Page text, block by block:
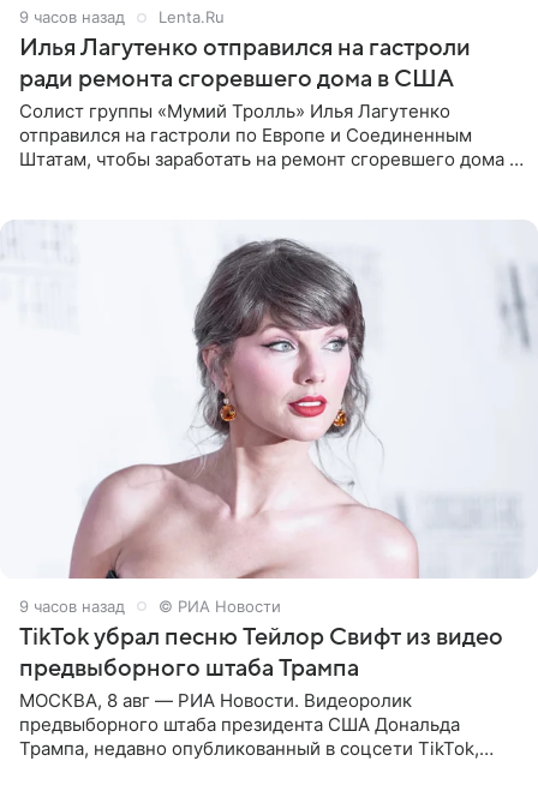
9 часов назад Lenta.Ru
Илья Лагутенко отправился на гастроли
ради ремонта сгоревшего дома в США
Солист группы «Мумий Тролль» Илья Лагутенко
отправился на гастроли по Европе и Соединенным
Штатам, чтобы заработать на ремонт сгоревшего дома в
9 часов назад © РИА Новости
TikTok убрал песню Тейлор Свифт из видео
предвыборного штаба Трампа
МОСКВА, 8 авг — РИА Новости. Видеоролик
предвыборного штаба президента США Дональда
Трампа, недавно опубликованный в соцсети TikTok,